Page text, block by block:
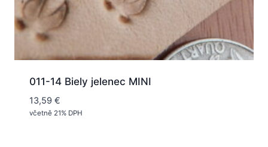
011-14 Biely jelenec MINI
13,59 €
včetně 21% DPH